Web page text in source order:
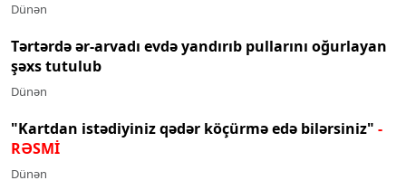
Dünən
Tərtərdə ər-arvadı evdə yandırıb pullarını oğurlayan
şəxs tutulub
Dünən
"Kartdan istədiyiniz qədər köçürmə edə bilərsiniz" -
RƏSMİ
Dünən